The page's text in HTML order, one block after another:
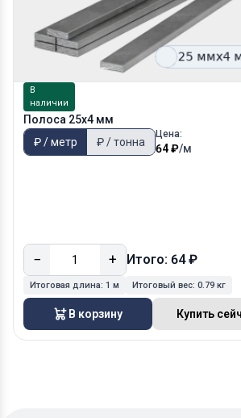
В
наличии
Полоса 25х4 мм
₽ / метр
₽ / тонна
Цена:
64 ₽/м
− + Итого: 64 ₽
Итоговая длина: 1 м Итоговый вес: 0.79 кг
В корзину Купить